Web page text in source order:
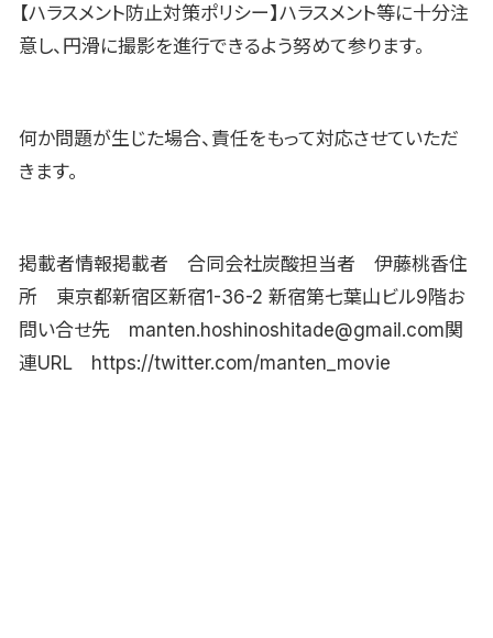
【ハラスメント防止対策ポリシー】ハラスメント等に十分注
意し、円滑に撮影を進行できるよう努めて参ります。
何か問題が生じた場合、責任をもって対応させていただ
きます。
掲載者情報掲載者 合同会社炭酸担当者 伊藤桃香住
所 東京都新宿区新宿1-36-2 新宿第七葉山ビル9階お
問い合せ先 manten.hoshinoshitade@gmail.com関
連URL https://twitter.com/manten_movie